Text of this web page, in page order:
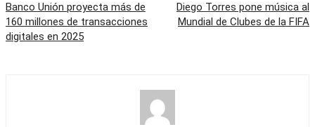
Banco Unión proyecta más de
160 millones de transacciones
digitales en 2025
Diego Torres pone música al
Mundial de Clubes de la FIFA